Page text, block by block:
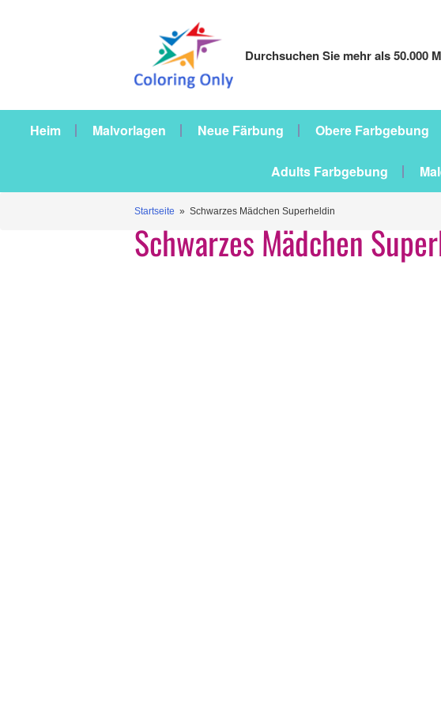
Durchsuchen Sie mehr als 50.000
Heim Malvorlagen Neue Färbung Obere Farbgebung
Adults Farbgebung
Startseite » Schwarzes Mädchen Superheldin
Schwarzes Mädchen